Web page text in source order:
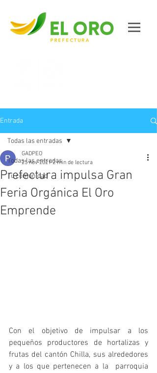
Entrada
Todas las entradas
Tu comunidad
Todas las entradas
Prefectura impulsa Gran
Feria Orgánica El Oro
Emprende
GADPEO
25 nov 2021 2 min de lectura
Con el objetivo de impulsar a los
pequeños productores de hortalizas y
frutas del cantón Chilla, sus alrededores
y a los que pertenecen a la  parroquia